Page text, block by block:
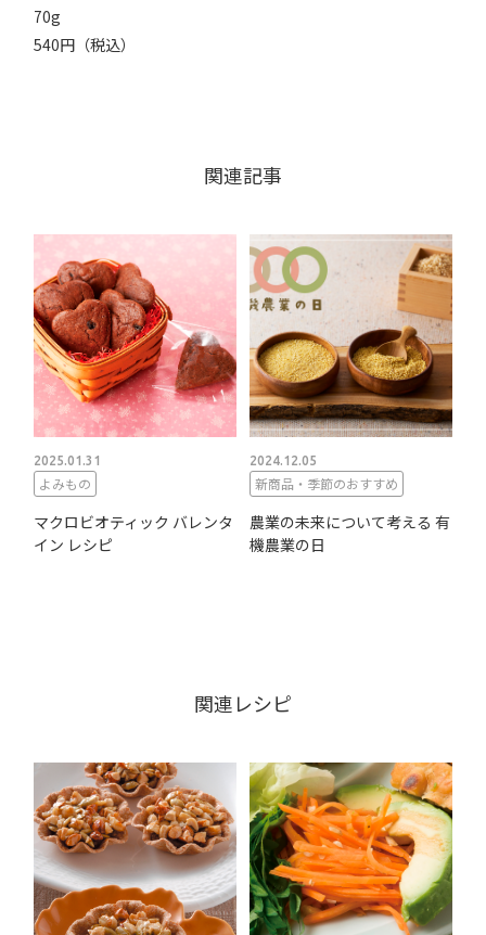
70g
540円（税込）
関連記事
2025.01.31
よみもの
マクロビオティック バレンタ
イン レシピ
2024.12.05
新商品・季節のおすすめ
農業の未来について考える 有
機農業の日
関連レシピ